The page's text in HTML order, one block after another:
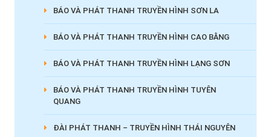
BÁO VÀ PHÁT THANH TRUYỀN HÌNH SƠN LA
BÁO VÀ PHÁT THANH TRUYỀN HÌNH CAO BẰNG
BÁO VÀ PHÁT THANH TRUYỀN HÌNH LẠNG SƠN
BÁO VÀ PHÁT THANH TRUYỀN HÌNH TUYÊN
QUANG
ĐÀI PHÁT THANH – TRUYỀN HÌNH THÁI NGUYÊN